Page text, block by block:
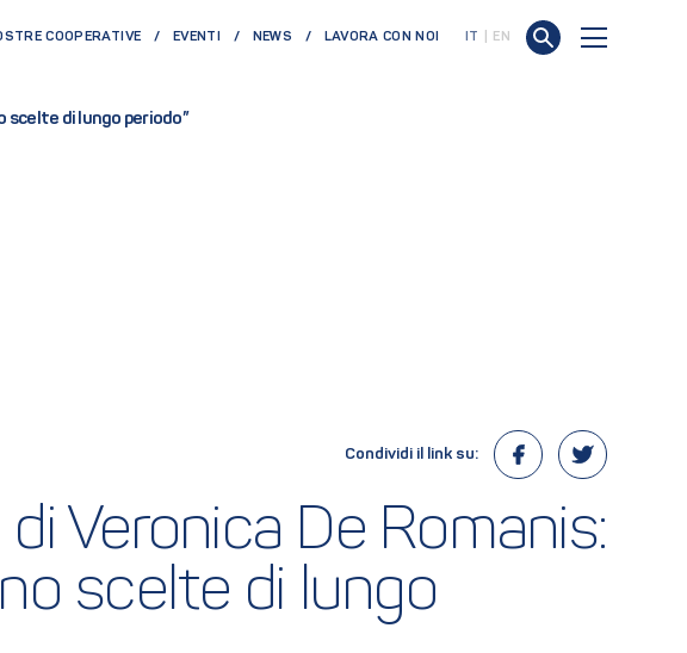
COOPERATIVE EVENTI NEWS LAVORA CON NOI IT EN
scelte di lungo periodo”
Condividi il link su:
Veronica De Romanis:
scelte di lungo